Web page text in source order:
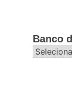
Banco
Banco